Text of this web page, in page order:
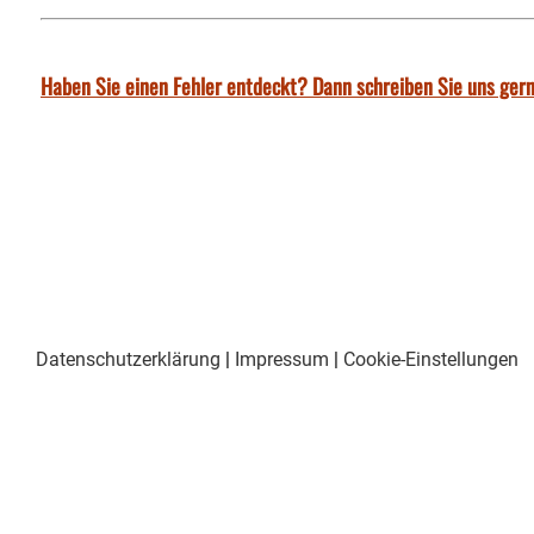
Haben Sie einen Fehler entdeckt? Dann schreiben Sie uns
Datenschutzerklärung | Impressum | Cookie-Einstellungen